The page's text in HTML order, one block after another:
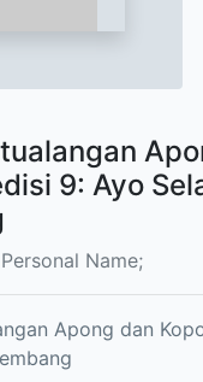
9: Ayo
Name;
Apong dan